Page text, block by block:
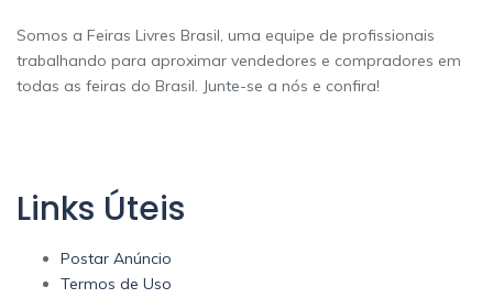
Somos a Feiras Livres Brasil, uma equipe de profissionais
trabalhando para aproximar vendedores e compradores em
todas as feiras do Brasil. Junte-se a nós e confira!
Links Úteis
Postar Anúncio
Termos de Uso